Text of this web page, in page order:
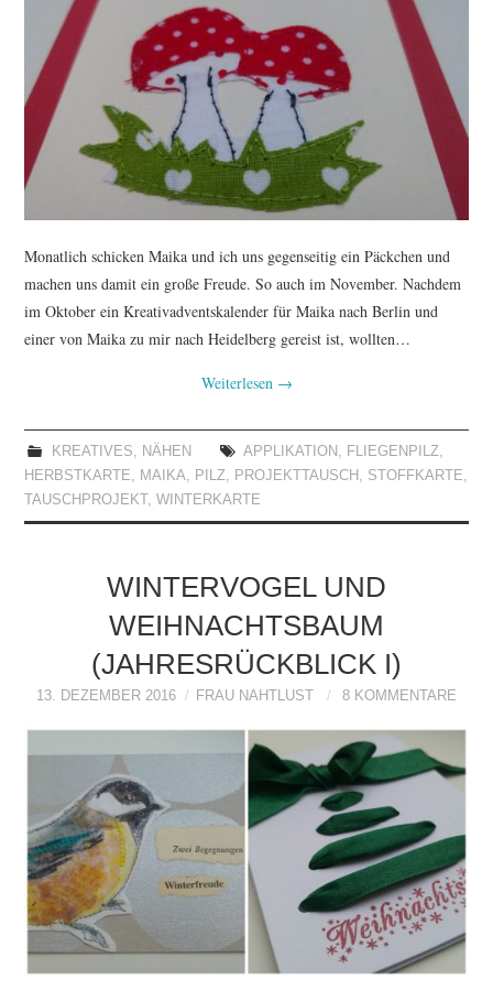
FREEBOOKS &
TUTORIALS
WORKSHOPS
PAPIERLIEBE AM
IMPRESSUM
DATENSCHUTZ
Monatlich schicken Maika und ich uns gegenseitig ein Päckchen und
machen uns damit ein große Freude. So auch im November. Nachdem
im Oktober ein Kreativadventskalender für Maika nach Berlin und
einer von Maika zu mir nach Heidelberg gereist ist, wollten…
Weiterlesen →
KREATIVES NÄHEN APPLIKATION FLIEGENPILZ
HERBSTKARTE
MAIKA PILZ PROJEKTTAUSCH STOFFKARTE
TAUSCHPROJEKT,WINTERKARTE
WINTERVOGEL UND
WEIHNACHTSBAUM
(JAHRESRÜCKBLICK I)
13. DEZEMBER 2016 FRAU NAHTLUST 8 KOMMENTARE